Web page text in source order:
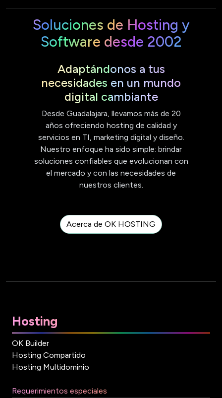
Soluciones de Hosting y
Software desde 2002
Adaptándonos a tus
necesidades en un mundo
digital cambiante
Desde Guadalajara, llevamos más de 20
años ofreciendo hosting de calidad y
servicios en TI, marketing digital y diseño.
Nuestro enfoque ha sido simple: brindar
soluciones confiables que evolucionan con
el mercado y con las necesidades de
nuestros clientes.
Acerca de OK HOSTING
Hosting
OK Builder
Hosting Compartido
Hosting Multidominio
Requerimientos especiales